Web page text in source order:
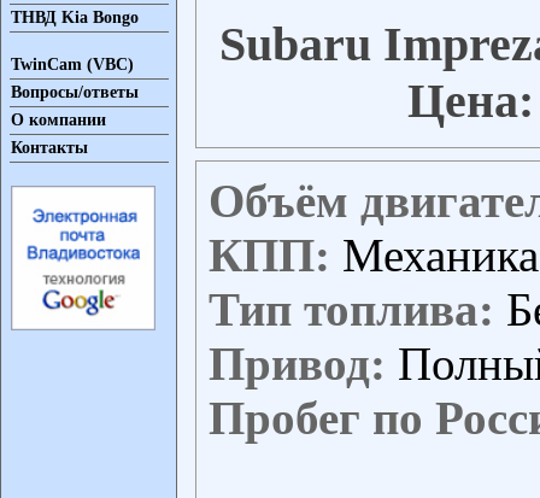
ТНВД Kia Bongo
TwinCam (VBC)
Вопросы/ответы
О компании
Контакты
Subaru
Цена:
Объём
КПП: Механика
Тип топлива:
Привод:
Пробег по